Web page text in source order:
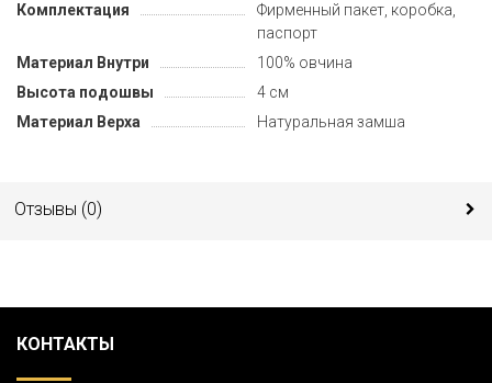
Комплектация
Фирменный пакет, коробка,
паспорт
Материал Внутри
100% овчина
Высота подошвы
4 см
Материал Верха
Натуральная замша
Отзывы (0)
КОНТАКТЫ